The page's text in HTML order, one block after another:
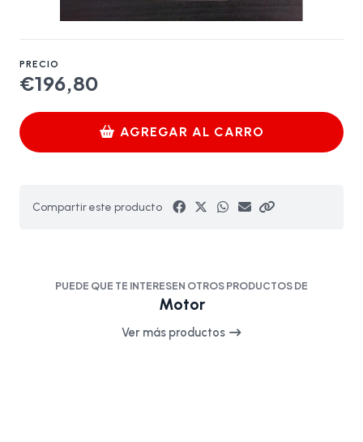
PRECIO
€196,80
AGREGAR AL CARRO
Compartir este producto
PUEDE QUE TE INTERESEN OTROS PRODUCTOS DE
Motor
Ver más productos